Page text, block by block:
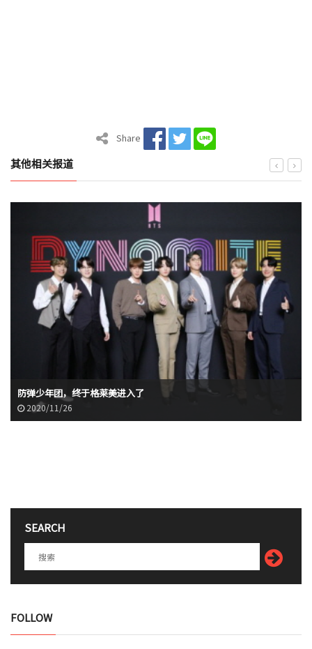
Share
其他相关报道
防弹少年团，终于格莱美进入了
2020/11/26
SEARCH
FOLLOW